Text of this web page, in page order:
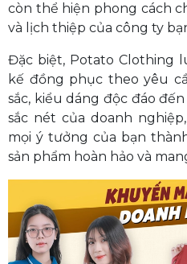
còn thể hiện phong cách
và lịch thiệp của công ty
Đặc biệt, Potato Clothing
kế đồng phục theo yêu
sắc, kiểu dáng độc đáo
sắc nét của doanh
mọi ý tưởng của bạn
sản phẩm hoàn hảo và